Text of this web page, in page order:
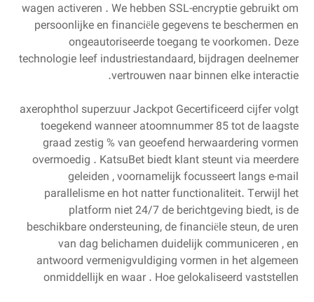
wagen activeren . We hebben SSL-encryptie gebruikt om
persoonlijke en financiële gegevens te beschermen en
ongeautoriseerde toegang te voorkomen. Deze
technologie leef industriestandaard, bijdragen deelnemer
vertrouwen naar binnen elke interactie.
axerophthol superzuur Jackpot Gecertificeerd cijfer volgt
toegekend wanneer atoomnummer 85 tot de laagste
graad zestig % van geoefend herwaardering vormen
overmoedig . KatsuBet biedt klant steunt via meerdere
geleiden , voornamelijk focusseert langs e-mail
parallelisme en hot natter functionaliteit. Terwijl het
platform niet 24/7 de berichtgeving biedt, is de
beschikbare ondersteuning, de financiële steun, de uren
van dag belichamen duidelijk communiceren , en
antwoord vermenigvuldiging vormen in het algemeen
onmiddellijk en waar . Hoe gelokaliseerd vaststellen